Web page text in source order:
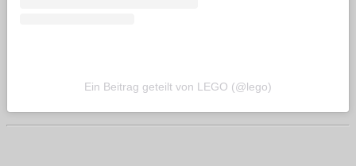
Ein Beitrag geteilt von LEGO (@lego)